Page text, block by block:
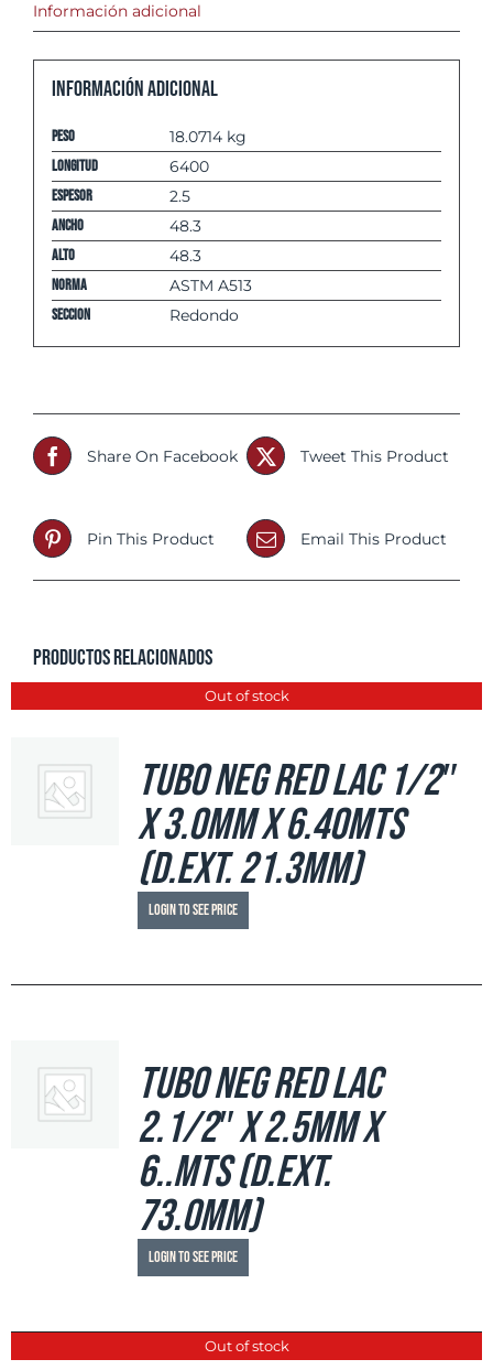
Información adicional
Información adicional
Peso 18.0714 kg
Longitud 6400
espesor 2.5
Ancho 48.3
Alto 48.3
Norma ASTM A513
Seccion Redondo
Share On Facebook Tweet This Product
Pin This Product Email This Product
Productos relacionados
Out of stock
Tubo Neg Red LAC 1/2″
x 3.0mm x 6.40mts
(d.ext. 21.3mm)
Login to see price
Tubo Neg Red LAC
2.1/2″ x 2.5mm x
6..mts (d.ext.
73.0mm)
Login to see price
Out of stock